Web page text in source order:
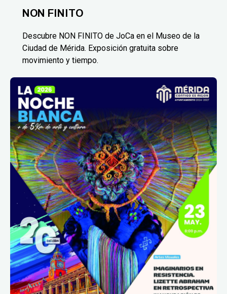
NON FINITO
Descubre NON FINITO de JoCa en el Museo de la
Ciudad de Mérida. Exposición gratuita sobre
movimiento y tiempo.